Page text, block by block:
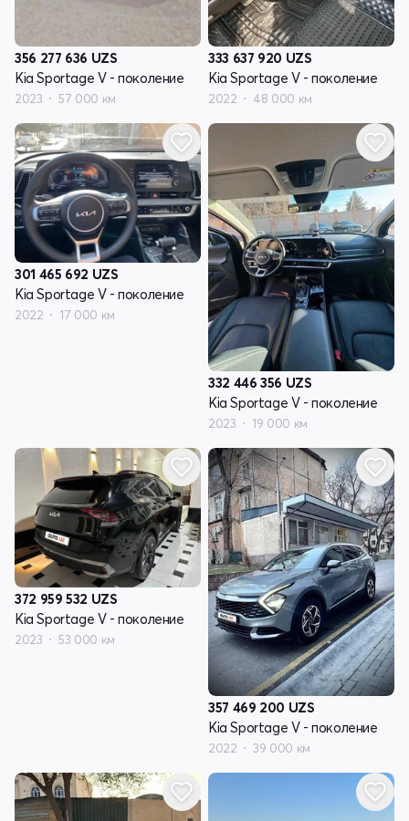
356 277 636 UZS
Kia Sportage V - поколение
2023 57 000 км
333 637 920 UZS
Kia Sportage V - поколение
2022 48 000 км
301 465 692 UZS
Kia Sportage V - поколение
2022 17 000 км
332 446 356 UZS
Kia Sportage V - поколение
2023 19 000 км
372 959 532 UZS
Kia Sportage V - поколение
2023 53 000 км
357 469 200 UZS
Kia Sportage V - поколение
2022 39 000 км